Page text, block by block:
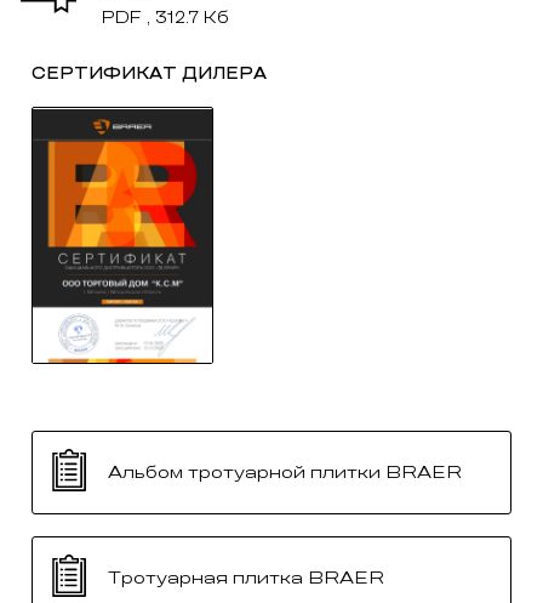
PDF , 312.7 Кб
СЕРТИФИКАТ ДИЛЕРА
Альбом тротуарной плитки BRAER
Тротуарная плитка BRAER